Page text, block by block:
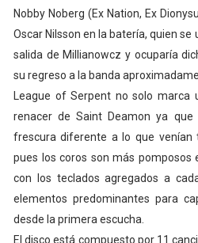
Nobby Noberg (Ex Nation, Ex
Oscar Nilsson en la batería, quien se
salida de Millianowcz y ocuparía
su regreso a la banda
League of Serpent no solo marca
renacer de Saint Deamon ya que
frescura diferente a lo que venían
pues los coros son más pomposos
con los teclados agregados a
elementos predominantes para
desde la primera escucha.
El disco está compuesto por 11